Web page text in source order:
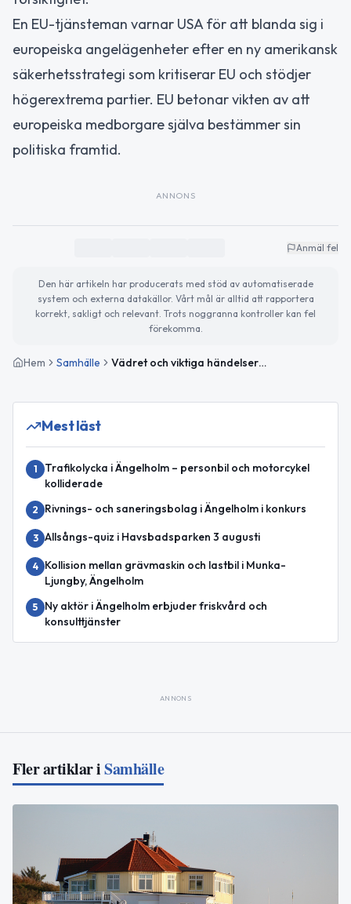
En EU-tjänsteman varnar USA för att blanda sig i
europeiska angelägenheter efter en ny amerikansk
säkerhetsstrategi som kritiserar EU och stödjer
högerextrema partier. EU betonar vikten av att
europeiska medborgare själva bestämmer sin
politiska framtid.
ANNONS
Anmäl fel
Den här artikeln har producerats med stöd av automatiserade
system och externa datakällor. Vårt mål är alltid att rapportera
korrekt, sakligt och relevant. Trots noggranna kontroller kan fel
förekomma.
Hem Samhälle Vädret och viktiga händelser i Ängelholm idag
Mest läst
1
Trafikolycka i Ängelholm – personbil och motorcykel
kolliderade
2 Rivnings- och saneringsbolag i Ängelholm i konkurs
3 Allsångs-quiz i Havsbadsparken 3 augusti
4
Kollision mellan grävmaskin och lastbil i Munka-
Ljungby, Ängelholm
5
Ny aktör i Ängelholm erbjuder friskvård och
konsulttjänster
ANNONS
Fler artiklar iSamhälle